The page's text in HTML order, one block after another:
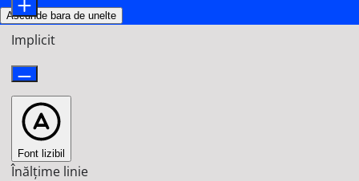
Ascunde bara de unelte
Implicit
Font lizibil
Înălțime linie